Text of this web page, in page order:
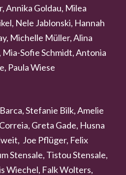
Annika Goldau, Milea
Nele Jablonski, Hannah
Michelle Müller, Alina
Mia-Sofie Schmidt, Antonia
Paula Wiese
Stefanie Bilk, Amelie
Greta Gade, Husna
Joe Pflüger, Felix
Stensale, Tistou Stensale,
Wiechel, Falk Wolters,